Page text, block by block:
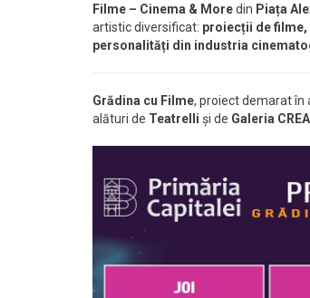
Filme – Cinema & Moredin Piața
artistic diversificat: proiecții de filme,
personalități din industria
Grădina cu Filme, proiect demarat în
alături de Teatrelli și de Galeria